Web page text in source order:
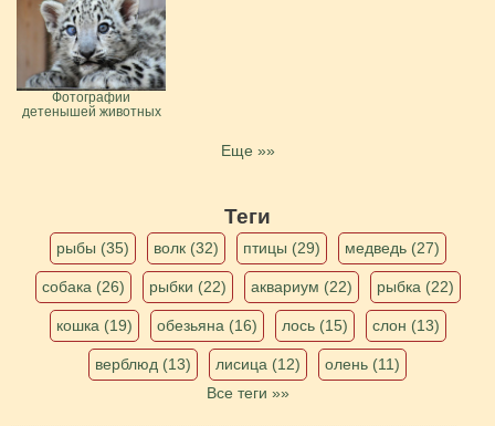
Фотографии
детенышей животных
Еще »»
Теги
рыбы (35) волк (32) птицы (29) медведь (27)
собака (26) рыбки (22) аквариум (22) рыбка (22)
кошка (19) обезьяна (16) лось (15) слон (13)
верблюд (13) лисица (12)
олень (11)
Все теги »»